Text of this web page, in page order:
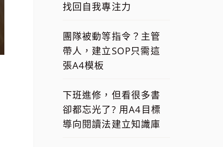
找回自我專注力
團隊被動等指令？主管
帶人，建立SOP只需這
張A4模板
下班進修，但看很多書
卻都忘光了? 用A4目標
導向閱讀法建立知識庫